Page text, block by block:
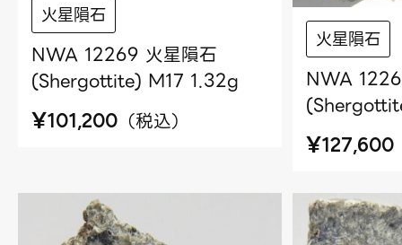
火星隕石
NWA 12269 火星隕石
(Shergottite) M17 1.32g
¥101,200 （税込）
火星隕石
NWA
¥127,600